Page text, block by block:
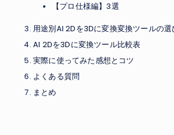
【プロ仕様編】3選
用途別AI 2Dを3Dに変換変換ツールの選
AI 2Dを3Dに変換ツール比較表
実際に使ってみた感想とコツ
よくある質問
まとめ